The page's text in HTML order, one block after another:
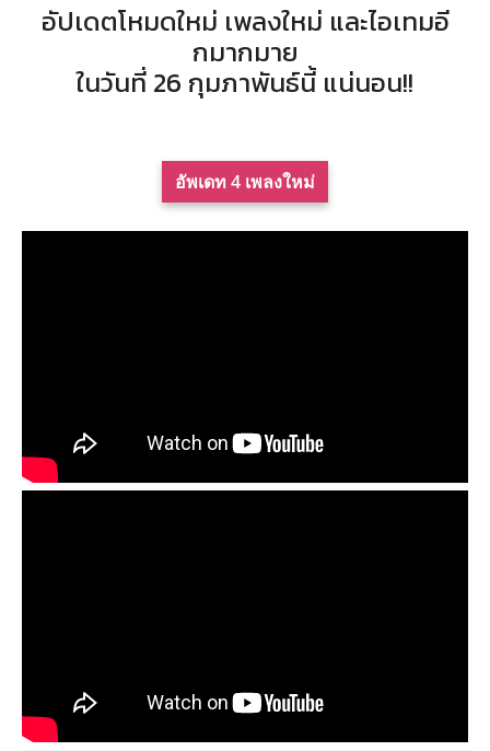
อัปเดตโหมดใหม่ เพลงใหม่ และไอเทมอี
กมากมาย
ในวันที่ 26 กุมภาพันธ์นี้ แน่นอน!!
อัพเดท 4 เพลงใหม่